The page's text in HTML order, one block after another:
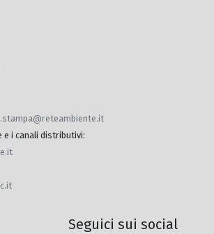
e i canali distributivi:
Seguici sui social